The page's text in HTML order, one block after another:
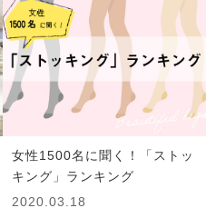
女性1500名に聞く！「ストッ
キング」ランキング
2020.03.18